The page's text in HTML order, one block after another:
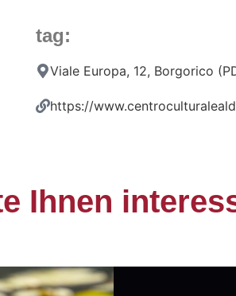
tag:
Viale Europa, 12, Borgorico
https://
Ihnen